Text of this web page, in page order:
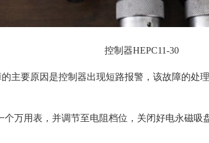
控制器HEPC11-30
的主要原因是控制器出现短路报警，该故障的
万用表，并调节至电阻档位，关闭好电永磁